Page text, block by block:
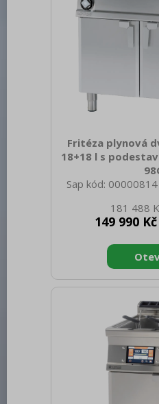
Fritéza plynová
18+18 l s
Sap kód:
netto [mm]: 900
100.00 Šířka brutto
1110 Hmotnost
spotřebiče: Plynové
typ zařízení: S
1N - 50 Hz Výkon
Zapalování:
plynu: Zemní plyn,
krytí
181 488
149 990